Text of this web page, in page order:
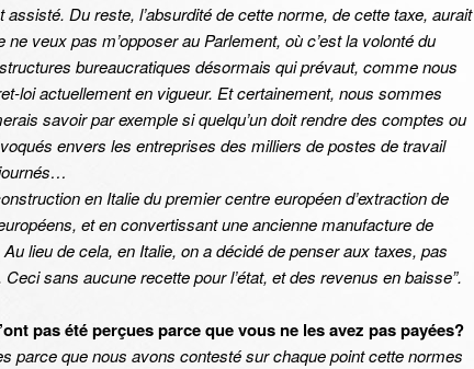
Du reste, l’absurdité de cette norme, de cette taxe, aurait
veux pas m’opposer au Parlement, où c’est la volonté du
bureaucratiques désormais qui prévaut, comme nous
loi actuellement en vigueur. Et certainement, nous sommes
savoir par exemple si quelqu’un doit rendre des comptes ou
envers les entreprises des milliers de postes de travail
en Italie du premier centre européen d’extraction de
et en convertissant une ancienne manufacture de
lieu de cela, en Italie, on a décidé de penser aux taxes, pas
sans aucune recette pour l’état, et des revenus en baisse”.
pas été perçues parce que vous ne les avez pas payées?
parce que nous avons contesté sur chaque point cette normes